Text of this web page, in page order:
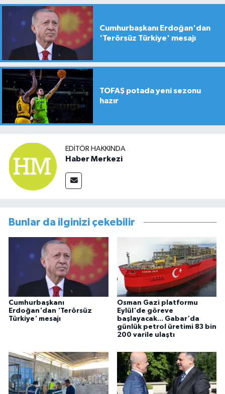
Cumhurbaşkanı Erdoğan'dan
'Terörsüz Türkiye' mesajı
TOFAŞ potada yeni sezonu
hazır
EDITÖR HAKKINDA
Haber Merkezi
Bunlar da ilginizi çekebilir
Cumhurbaşkanı
Erdoğan'dan 'Terörsüz
Türkiye' mesajı
Osman Gazi platformu
Eylül'de göreve
başlayacak... Gabar'da
günlük petrol üretimi 83 bin
200 varile ulaştı